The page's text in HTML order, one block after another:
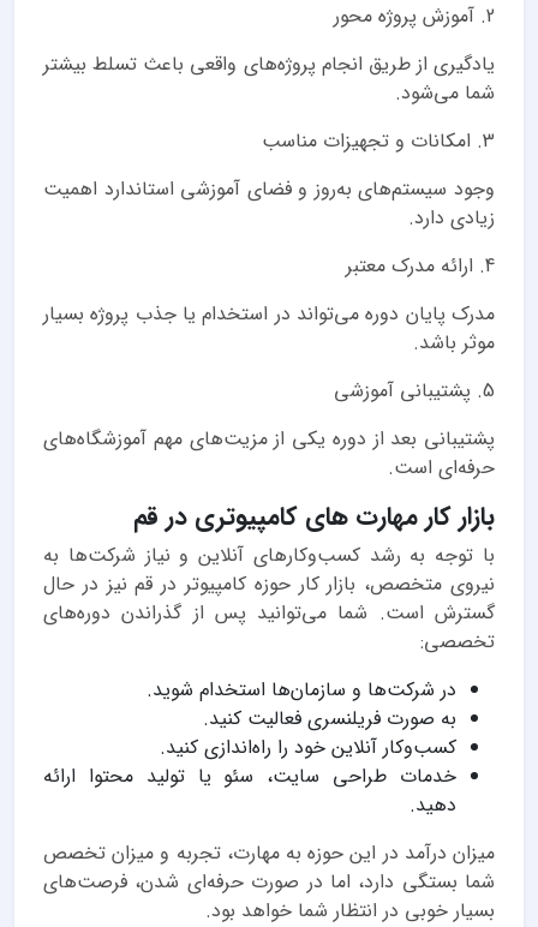
2. آموزش پروژه محور
یادگیری از طریق انجام پروژه‌های واقعی باعث تسلط بیشتر
شما می‌شود.
3. امکانات و تجهیزات مناسب
وجود سیستم‌های به‌روز و فضای آموزشی استاندارد اهمیت
زیادی دارد.
4. ارائه مدرک معتبر
مدرک پایان دوره می‌تواند در استخدام یا جذب پروژه بسیار
موثر باشد.
5. پشتیبانی آموزشی
پشتیبانی بعد از دوره یکی از مزیت‌های مهم آموزشگاه‌های
حرفه‌ای است.
بازار کار مهارت های کامپیوتری در قم
با توجه به رشد کسب‌وکارهای آنلاین و نیاز شرکت‌ها به
نیروی متخصص، بازار کار حوزه کامپیوتر در قم نیز در حال
گسترش است. شما می‌توانید پس از گذراندن دوره‌های
تخصصی:
در شرکت‌ها و سازمان‌ها استخدام شوید.
به صورت فریلنسری فعالیت کنید.
کسب‌وکار آنلاین خود را راه‌اندازی کنید.
خدمات طراحی سایت، سئو یا تولید محتوا ارائه
دهید.
میزان درآمد در این حوزه به مهارت، تجربه و میزان تخصص
شما بستگی دارد، اما در صورت حرفه‌ای شدن، فرصت‌های
بسیار خوبی در انتظار شما خواهد بود.